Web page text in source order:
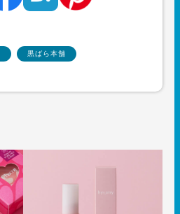
黒ばら本舗